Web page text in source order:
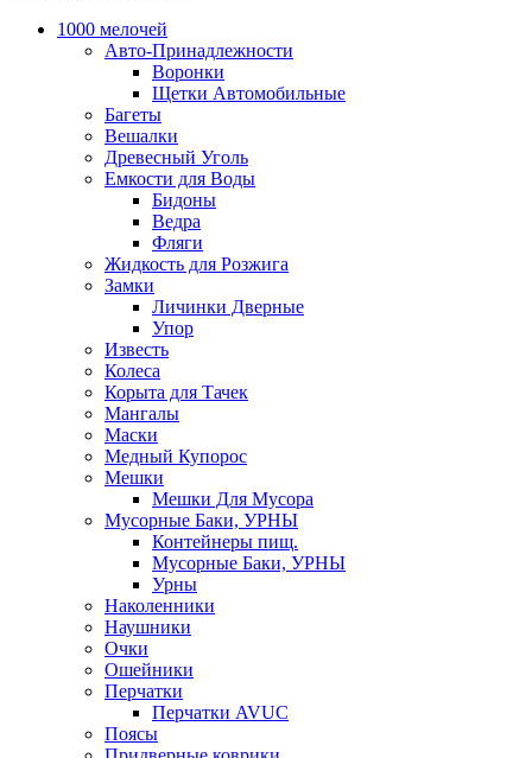
1000 мелочей
Авто-Принадлежности
Воронки
Щетки Автомобильные
Багеты
Вешалки
Древесный Уголь
Емкости для Воды
Бидоны
Ведра
Фляги
Жидкость для Розжига
Замки
Личинки Дверные
Упор
Известь
Колеса
Корыта для Тачек
Мангалы
Маски
Медный Купорос
Мешки
Мешки Для Мусора
Мусорные Баки, УРНЫ
Контейнеры пищ.
Мусорные Баки, УРНЫ
Урны
Наколенники
Наушники
Очки
Ошейники
Перчатки
Перчатки AVUC
Поясы